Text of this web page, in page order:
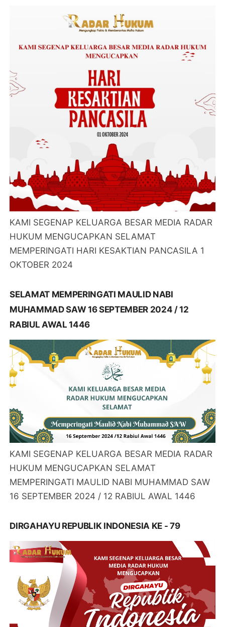
KAMI SEGENAP KELUARGA BESAR MEDIA RADAR
HUKUM MENGUCAPKAN SELAMAT
MEMPERINGATI HARI KESAKTIAN PANCASILA 1
OKTOBER 2024
SELAMAT MEMPERINGATI MAULID NABI
MUHAMMAD SAW 16 SEPTEMBER 2024 / 12
RABIUL AWAL 1446
KAMI SEGENAP KELUARGA BESAR MEDIA RADAR
HUKUM MENGUCAPKAN SELAMAT
MEMPERINGATI MAULID NABI MUHAMMAD SAW
16 SEPTEMBER 2024 / 12 RABIUL AWAL 1446
DIRGAHAYU REPUBLIK INDONESIA KE - 79